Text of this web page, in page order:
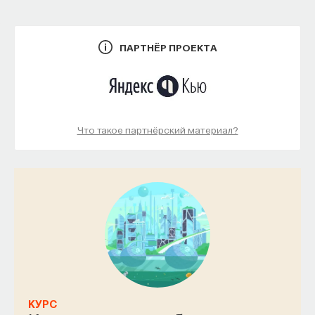
ПАРТНЁР ПРОЕКТА
Что такое партнёрский материал?
КУРС
И четвертая — социальная эффективность,
за пределами университета и насколько
отдельной идеологией. В зависимости от того,
в какой из этих логик работает университет,
у него будут совершенно разные ответы
на вопрос о целях образования».
Университет должен строить